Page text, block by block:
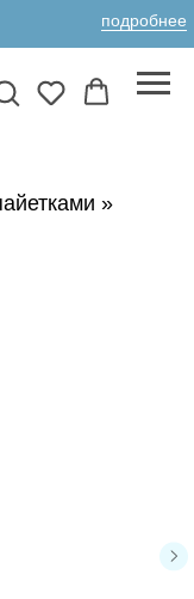
подробнее
»